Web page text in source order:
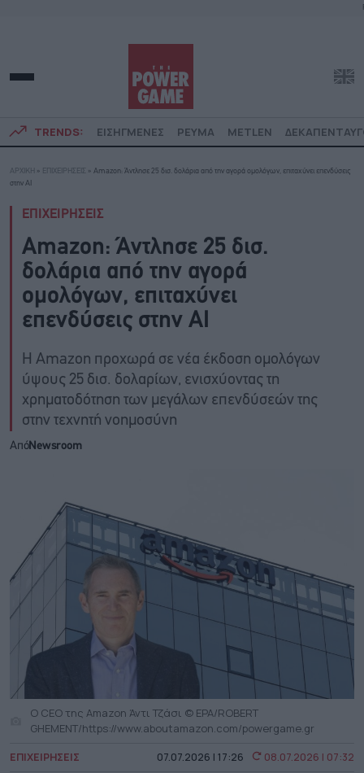
TRENDS: ΕΙΣΗΓΜΕΝΕΣ ΡΕΥΜΑ METLEN
ΑΡΧΙΚΗ » ΕΠΙΧΕΙΡΗΣΕΙΣ » Amazon: Άντλησε 25 δισ. δολάρια από την αγορά ομολόγων, επιταχύνει επενδύσεις
στην ΑΙ
ΕΠΙΧΕΙΡΗΣΕΙΣ
Amazon: Άντλησε 25 δισ.
δολάρια από την αγορά
ομολόγων, επιταχύνει
επενδύσεις στην ΑΙ
Η Amazon προχωρά σε νέα έκδοση ομολόγων
ύψους 25 δισ. δολαρίων, ενισχύοντας τη
χρηματοδότηση των μεγάλων επενδύσεών της
στην τεχνητή νοημοσύνη
ΑπόNewsroom
Ο CEO της Amazon Άντι Τζάσι © EPA/ROBERT
GHEMENT/https://www.aboutamazon.com/powergame.gr
ΕΠΙΧΕΙΡΗΣΕΙΣ 07.07.2026 | 17:26 08.07.2026 | 07:32